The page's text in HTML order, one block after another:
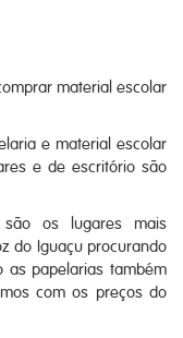
material escolar
e material escolar
e de escritório são
são os lugares mais
do Iguaçu procurando
as papelarias também
com os preços do